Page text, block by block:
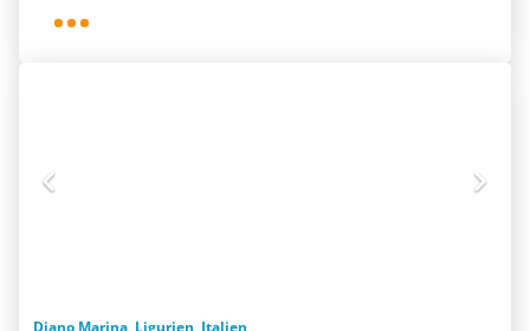
Diano Marina, Ligurien, Italien